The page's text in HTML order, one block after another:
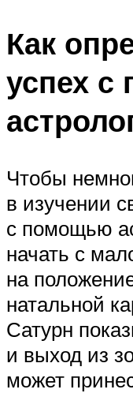
Как
успех
Чтобы
в изучении
с помощью
начать с
на
натальной
Сатурн
и выход из
может